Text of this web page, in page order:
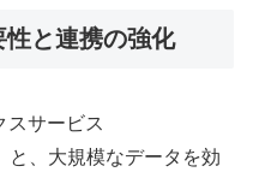
と連携の強化
スサービス
と、大規模なデータを効